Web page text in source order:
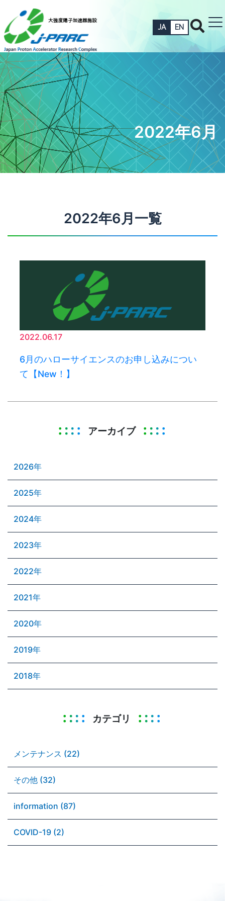
JA EN
2022年6月
2022年6月一覧
2022.06.17
6月のハローサイエンスのお申し込みについ
て【New！】
アーカイブ
2026年
2025年
2024年
2023年
2022年
2021年
2020年
2019年
2018年
カテゴリ
メンテナンス (22)
その他 (32)
information (87)
COVID-19 (2)